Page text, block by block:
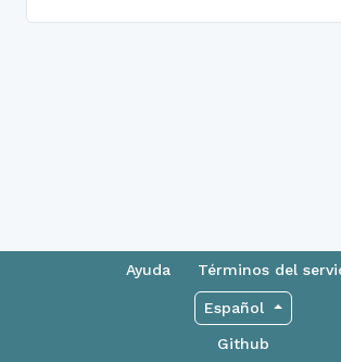
Ayuda Términos del
Español
Github